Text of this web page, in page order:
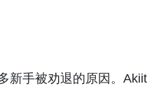
新手被劝退的原因。